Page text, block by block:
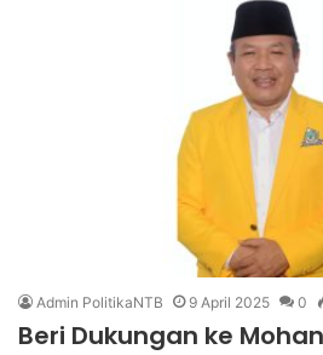
Admin PolitikaNTB 9 April 2025 0
Beri Dukungan ke